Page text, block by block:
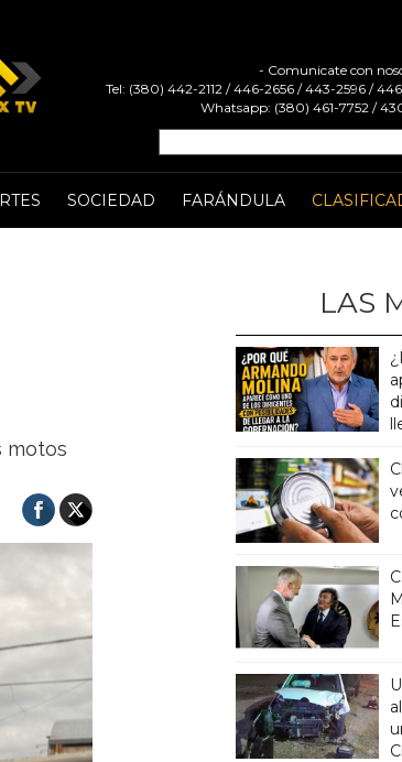
- Comunicate con
Tel: (380) 442-2112 / 446-2656 / 443-2596 /
Whatsapp: (380) 461-7752 /
SOCIEDAD FARÁNDULA
motos
LAS